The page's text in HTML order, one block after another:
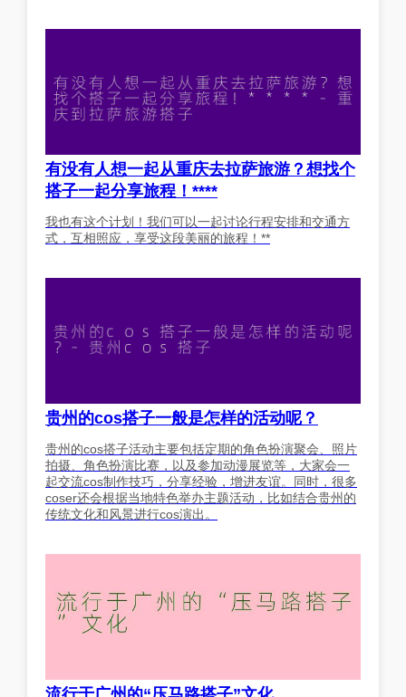
有没有人想一起从重庆去拉萨旅游？想找个
搭子一起分享旅程！****
我也有这个计划！我们可以一起讨论行程安排和交通方
式，互相照应，享受这段美丽的旅程！**
贵州的cos搭子一般是怎样的活动呢？
贵州的cos搭子活动主要包括定期的角色扮演聚会、照片
拍摄、角色扮演比赛，以及参加动漫展览等，大家会一
起交流cos制作技巧，分享经验，增进友谊。同时，很多
coser还会根据当地特色举办主题活动，比如结合贵州的
传统文化和风景进行cos演出。